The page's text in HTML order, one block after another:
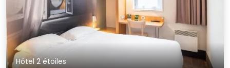
Hôtel 2 étoiles